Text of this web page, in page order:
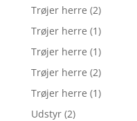
Trøjer herre (2)
Trøjer herre (1)
Trøjer herre (1)
Trøjer herre (2)
Trøjer herre (1)
Udstyr (2)